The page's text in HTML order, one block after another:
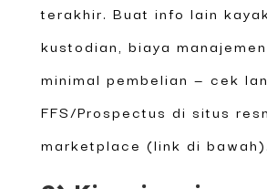
terakhir. Buat info lain
kustodian, biaya
minimal pembelian — cek
FFS/Prospectus di situs
marketplace (link di bawah).